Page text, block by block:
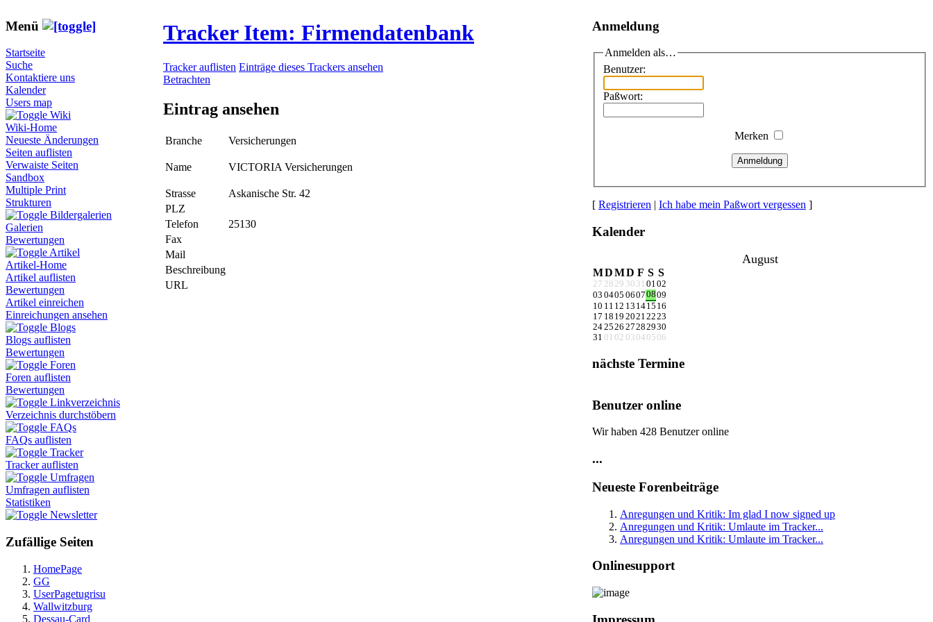
Menü
Startseite
Suche
Kontaktiere uns
Kalender
Users map
Wiki
Wiki-Home
Neueste Änderungen
Seiten auflisten
Verwaiste Seiten
Sandbox
Multiple Print
Strukturen
Bildergalerien
Galerien
Bewertungen
Artikel
Artikel-Home
Artikel auflisten
Bewertungen
Artikel einreichen
Einreichungen ansehen
Blogs
Blogs auflisten
Bewertungen
Foren
Foren auflisten
Bewertungen
Linkverzeichnis
Verzeichnis durchstöbern
FAQs
FAQs auflisten
Tracker
Tracker auflisten
Umfragen
Umfragen auflisten
Statistiken
Newsletter
Zufällige Seiten
HomePage
GG
UserPagetugrisu
Wallwitzburg
Dessau-Card
Tracker Item: Firmendatenbank
Tracker auflisten Einträge dieses Trackers ansehen
Betrachten
Eintrag ansehen
Branche Versicherungen
Name VICTORIA Versicherungen
Strasse
Askanische Str. 42
PLZ
Telefon
25130
Fax
Mail
Beschreibung
URL
Anmeldung
Anmelden als…
Benutzer:
Paßwort:
Merken
Anmeldung
[ Registrieren | Ich habe mein Paßwort vergessen ]
Kalender
August
MDMD F S S
27 28 29 30 31 0102
03 0405 06070809
10 11 12 13 1415 16
17 18 19 20212223
242526 27282930
31 01 02 03 04 05 06
nächste Termine
Benutzer online
Wir haben 428 Benutzer online
...
Neueste Forenbeiträge
Anregungen und Kritik: Im glad I now signed up
Anregungen und Kritik: Umlaute im Tracker...
Anregungen und Kritik: Umlaute im Tracker...
Onlinesupport